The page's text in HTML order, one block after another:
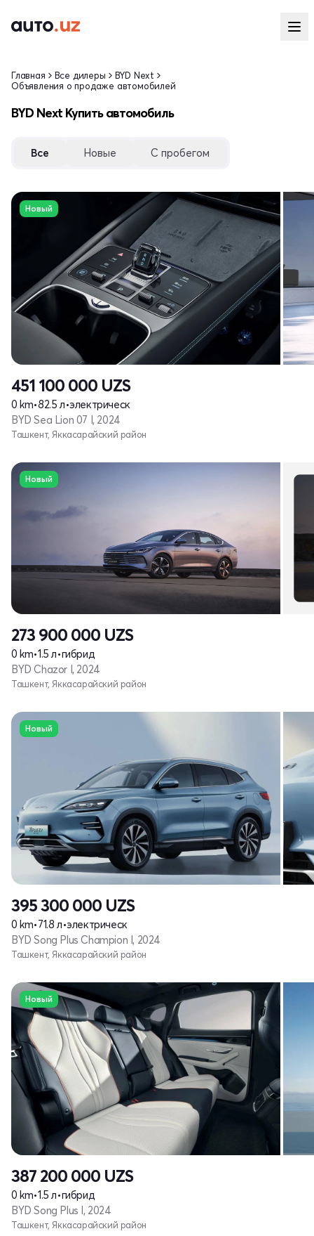
Главная Все дилеры
BYD Next
Объявления о продаже автомобилей
BYD Next Купить автомобиль
Все Новые С пробегом
Новый
451 100 000 UZS
0 km•82.5 л•электрическ
BYD Sea Lion 07 I, 2024
Ташкент, Яккасарайский район
Новый
273 900 000 UZS
0 km•1.5 л•гибрид
BYD Chazor I, 2024
Ташкент, Яккасарайский район
Новый
395 300 000 UZS
0 km•71.8 л•электрическ
BYD Song Plus Champion I, 2024
Ташкент, Яккасарайский район
Новый
387 200 000 UZS
0 km•1.5 л•гибрид
BYD Song Plus I, 2024
Ташкент, Яккасарайский район